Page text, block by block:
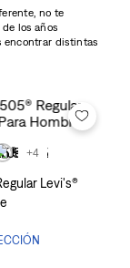
no te
los años
encontrar distintas
+4
Levi's®